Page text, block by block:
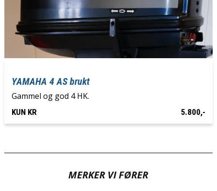
YAMAHA 4 AS brukt
Gammel og god 4 HK.
KUN KR 5.800,-
MERKER VI FØRER